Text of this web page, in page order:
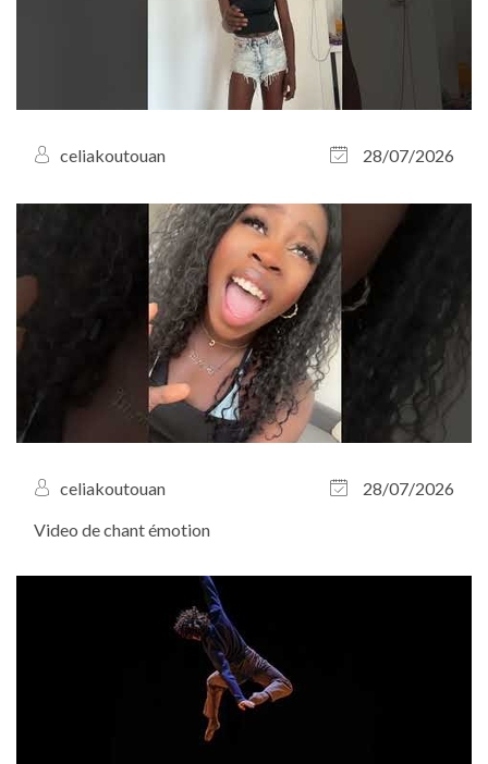
celiakoutouan 28/07/2026
celiakoutouan
28/07/2026
Video de chant émotion